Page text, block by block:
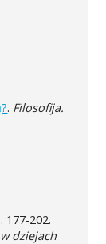
. Filosofija.
177-202.
dziejach